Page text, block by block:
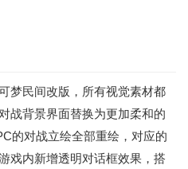
梦民间改版，所有视觉素材都
战背景界面替换为更加柔和的
的对战立绘全部重绘，对应的
戏内新增透明对话框效果，搭